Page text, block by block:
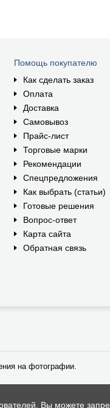
Помощь покупателю
Как сделать заказ
Оплата
Доставка
Самовывоз
Прайс-лист
Торговые марки
Рекомендации
Спецпредложения
Как выбрать (статьи)
Готовые решения
Вопрос-ответ
Карта сайта
Обратная связь
на фотографии.
Вы можете